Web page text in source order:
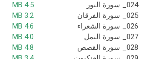
024_ سورة النور
4.5 MB
025_ سورة الفرقان
3.2 MB
026_ سورة الشعراء
4.6 MB
027_ سورة النمل
4.0 MB
028_ سورة القصص
4.8 MB